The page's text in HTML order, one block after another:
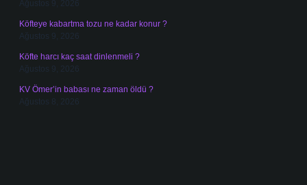
Ağustos 9, 2026
Köfteye kabartma tozu ne kadar konur ?
Ağustos 9, 2026
Köfte harcı kaç saat dinlenmeli ?
Ağustos 9, 2026
KV Ömer’in babası ne zaman öldü ?
Ağustos 8, 2026